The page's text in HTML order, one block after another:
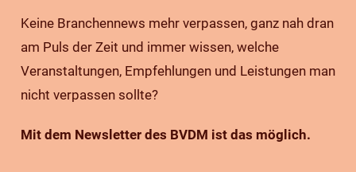
Keine Branchennews mehr verpassen, ganz nah dran
am Puls der Zeit und immer wissen, welche
Veranstaltungen, Empfehlungen und Leistungen man
nicht verpassen sollte?
Mit dem Newsletter des BVDM ist das möglich.